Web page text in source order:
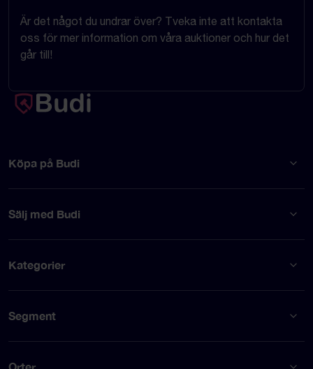
Är det något du undrar över? Tveka inte att kontakta
oss för mer information om våra auktioner och hur det
går till!
Köpa på Budi
Sälj med Budi
Kategorier
Segment